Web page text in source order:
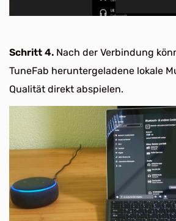
Schritt 4. Nach der Verbindung
TuneFab heruntergeladene lokale
Qualität direkt abspielen.